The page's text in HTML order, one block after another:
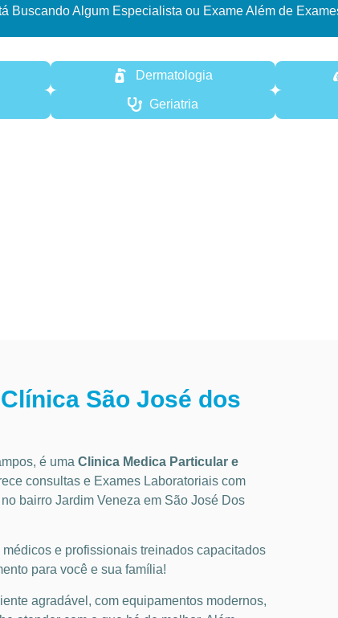
Buscando Algum Especialista ou Exame Além de
Dermatologia
Geriatria
São José dos
é uma Clinica Medica Particular e
consultas e Exames Laboratoriais com
no bairro Jardim Veneza em São José Dos
e profissionais treinados capacitados
para você e sua família!
agradável, com equipamentos modernos,